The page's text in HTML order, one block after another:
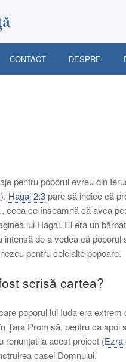
CONTACT DESPRE
pentru poporul evreu din
Hagai 2:3pare să indice că
ceea ce înseamnă că avea
lui Hagai. El era un
intensă de a vedea că
pentru celelalte popoare.
scrisă cartea?
poporul lui Iuda era
Țara Promisă, pentru ca apoi
renunțat la acest proiect (Ezra
casei Domnului.